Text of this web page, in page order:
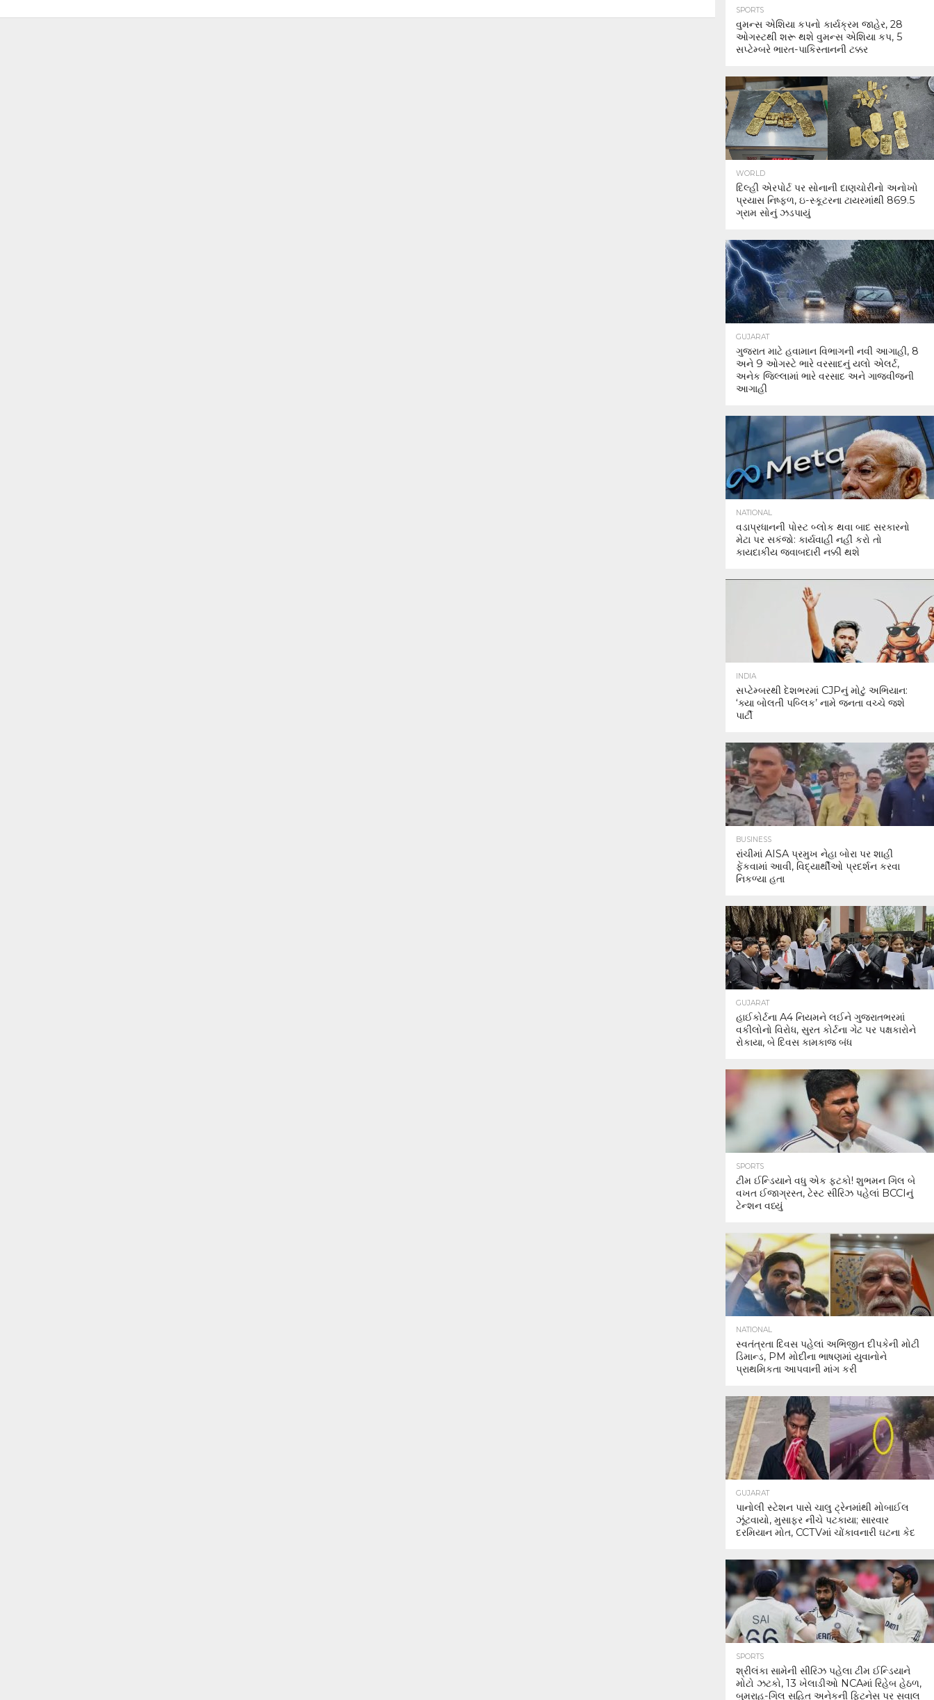
SPORTS
વુમન્સ એશિયા કપનો કાર્યક્રમ જાહેર, 28
ઓગસ્ટથી શરૂ થશે વુમન્સ એશિયા કપ, 5
સપ્ટેમ્બરે ભારત-પાકિસ્તાનની ટક્કર
WORLD
દિલ્હી એરપોર્ટ પર સોનાની દાણચોરીનો અનોખો
પ્રયાસ નિષ્ફળ, ઇ-સ્કૂટરના ટાયરમાંથી 869.5
ગ્રામ સોનું ઝડપાયું
GUJARAT
ગુજરાત માટે હવામાન વિભાગની નવી આગાહી, 8
અને 9 ઓગસ્ટે ભારે વરસાદનું યલો એલર્ટ,
અનેક જિલ્લામાં ભારે વરસાદ અને ગાજવીજની
આગાહી
NATIONAL
વડાપ્રધાનની પોસ્ટ બ્લોક થવા બાદ સરકારનો
મેટા પર સકંજો: કાર્યવાહી નહીં કરો તો
કાયદાકીય જવાબદારી નક્કી થશે
INDIA
સપ્ટેમ્બરથી દેશભરમાં CJPનું મોટું અભિયાન:
‘ક્યા બોલતી પબ્લિક’ નામે જનતા વચ્ચે જશે
પાર્ટી
BUSINESS
રાંચીમાં AISA પ્રમુખ નેહા બોરા પર શાહી
ફેંકવામાં આવી, વિદ્યાર્થીઓ પ્રદર્શન કરવા
નિકળ્યા હતા
GUJARAT
હાઈકોર્ટના A4 નિયમને લઈને ગુજરાતભરમાં
વકીલોનો વિરોધ, સુરત કોર્ટના ગેટ પર પક્ષકારોને
રોકાયા, બે દિવસ કામકાજ બંધ
SPORTS
ટીમ ઈન્ડિયાને વધુ એક ફટકો! શુભમન ગિલ બે
વખત ઈજાગ્રસ્ત, ટેસ્ટ સીરિઝ પહેલાં BCCIનું
ટેન્શન વધ્યું
NATIONAL
સ્વતંત્રતા દિવસ પહેલાં અભિજીત દીપકેની મોટી
ડિમાન્ડ, PM મોદીના ભાષણમાં યુવાનોને
પ્રાથમિકતા આપવાની માંગ કરી
GUJARAT
પાનોલી સ્ટેશન પાસે ચાલુ ટ્રેનમાંથી મોબાઈલ
ઝૂંટવાયો, મુસાફર નીચે પટકાયા; સારવાર
દરમિયાન મોત, CCTVમાં ચોંકાવનારી ઘટના કેદ
SPORTS
શ્રીલંકા સામેની સીરિઝ પહેલા ટીમ ઈન્ડિયાને
મોટો ઝટકો, 13 ખેલાડીઓ NCAમાં રિહેબ હેઠળ,
બુમરાહ-ગિલ સહિત અનેકની ફિટનેસ પર સવાલ